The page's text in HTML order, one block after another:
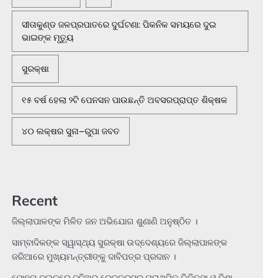
ସୀତାକୁଣ୍ଡ ଜଳପ୍ରପାତରେ ଦୁର୍ଘଟଣା: ପିକନିକ ସମୟରେ ଦୁଇ
ଭାଇଙ୍କ ମୃତ୍ୟୁ
ସୁରକ୍ଷା
୧୫ ବର୍ଷ ହେଲା ୨ଟି ପେନସନ ପାଉଛନ୍ତି ଅବସରପ୍ରାପ୍ତ ଶିକ୍ଷକ
୪୦ ଲକ୍ଷର ସୁନା–ରୁପା ଜବତ
Recent
ଜିଲ୍ଲାପାଳଙ୍କ ମିଳିତ ଜନ ଅଭିଯୋଗ ଶୁଣାଣି ଅନୁଷ୍ଠିତ ।
ସାମ୍ବାଦିକଙ୍କ ସ୍ୱାସ୍ଥ୍ୟ ସୁରକ୍ଷା ଉଦ୍ଦେଶ୍ୟରେ ଜିଲ୍ଲାପାଳଙ୍କ
ଜରିଆରେ ମୁଖ୍ୟମନ୍ତ୍ରୀଙ୍କୁ ଦାବିପତ୍ର ପ୍ରଦାନ ।